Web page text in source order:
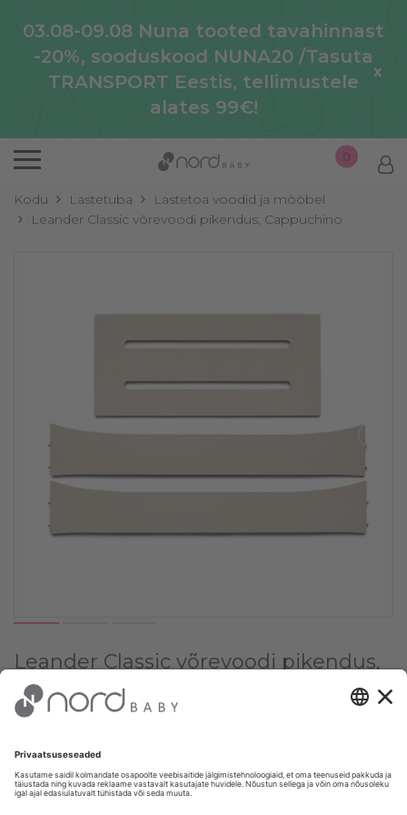
03.08-09.08 Nuna tooted tavahinnast
-20%, sooduskood NUNA20 /Tasuta
TRANSPORT Eestis, tellimustele
alates 99€!
x
0
Kodu Lastetuba
Lastetoa voodid ja mööbel
Leander Classic võrevoodi pikendus, Cappuchino
Leander Classic võrevoodi pikendus,
Cappuchino
Vali värv:
Cappucino